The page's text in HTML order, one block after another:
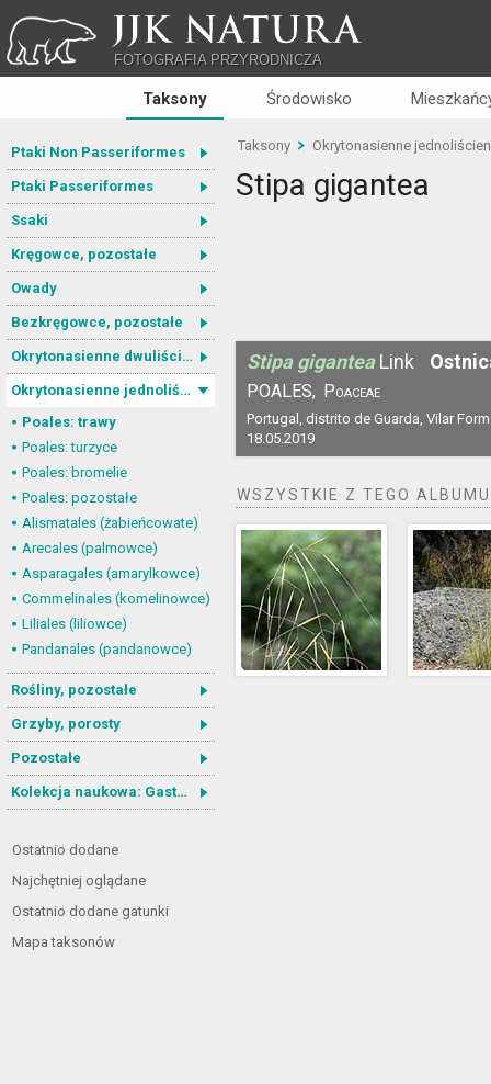
JJK NATURA
FOTOGRAFIA PRZYRODNICZA
Taksony Środowisko
Ptaki Non Passeriformes
Ptaki Passeriformes
Ssaki
Kręgowce, pozostałe
Owady
Bezkręgowce, pozostałe
Okrytonasienne dwuliścienne
Okrytonasienne jednoliścienne
Poales: trawy
Poales: turzyce
Poales: bromelie
Poales: pozostałe
Alismatales (żabieńcowate)
Arecales (palmowce)
Asparagales (amarylkowce)
Commelinales (komelinowce)
Liliales (liliowce)
Pandanales (pandanowce)
Rośliny, pozostałe
Grzyby, porosty
Pozostałe
Kolekcja naukowa: Gastrotricha
Ostatnio dodane
Najchętniej oglądane
Ostatnio dodane gatunki
Mapa taksonów
Taksony Okrytonasienne
Stipa gigantea
Stipa gigantea Link
POALES, Poaceae
Portugal, distrito de Guarda, Vilar
18.05.2019
WSZYSTKIE Z TEGO ALBUMU